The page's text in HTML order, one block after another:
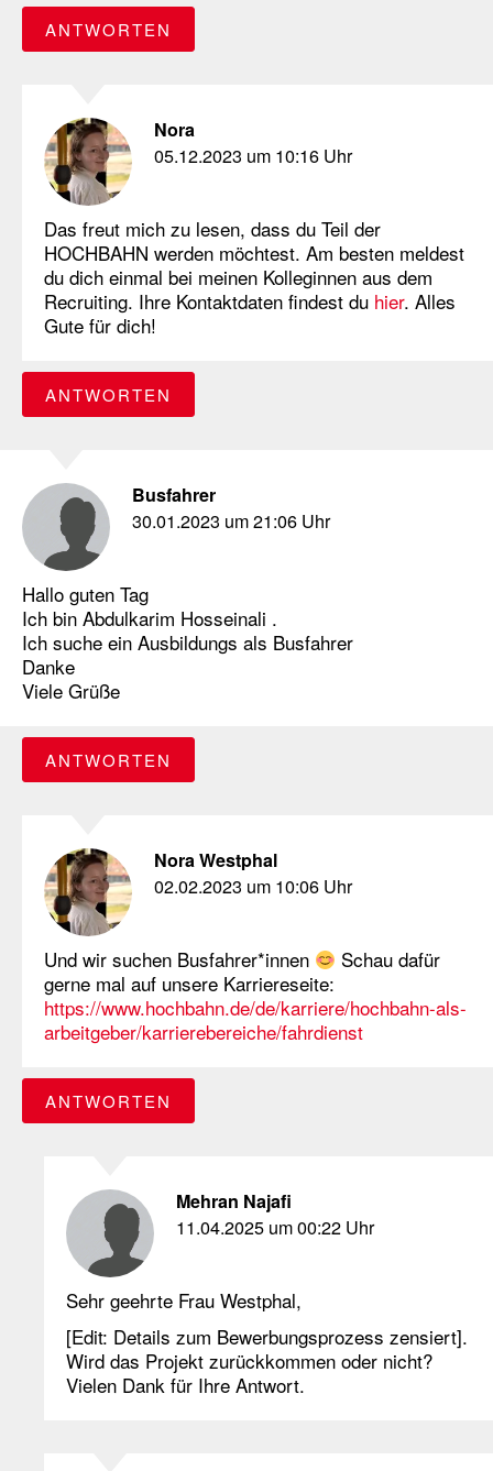
ANTWORTEN
Nora
05.12.2023 um 10:16 Uhr
Das freut mich zu lesen, dass du Teil der
HOCHBAHN werden möchtest. Am besten meldest
du dich einmal bei meinen Kolleginnen aus dem
Recruiting. Ihre Kontaktdaten findest du hier. Alles
Gute für dich!
ANTWORTEN
Busfahrer
30.01.2023 um 21:06 Uhr
Hallo guten Tag
Ich bin Abdulkarim Hosseinali .
Ich suche ein Ausbildungs als Busfahrer
Danke
Viele Grüße
ANTWORTEN
Nora Westphal
02.02.2023 um 10:06 Uhr
Und wir suchen Busfahrer*innen
Schau dafür
gerne mal auf unsere Karriereseite:
https://www.hochbahn.de/de/karriere/hochbahn-als-
arbeitgeber/karrierebereiche/fahrdienst
ANTWORTEN
Mehran Najafi
11.04.2025 um 00:22 Uhr
Sehr geehrte Frau Westphal,
[Edit: Details zum Bewerbungsprozess zensiert].
Wird das Projekt zurückkommen oder nicht?
Vielen Dank für Ihre Antwort.